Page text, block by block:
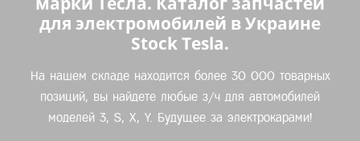
для электромобилей в Украине
Stock Tesla.
На нашем складе находится более 30 000 товарных
позиций, вы найдете любые з/ч для автомобилей
моделей 3, S, X, Y. Будущее за электрокарами!